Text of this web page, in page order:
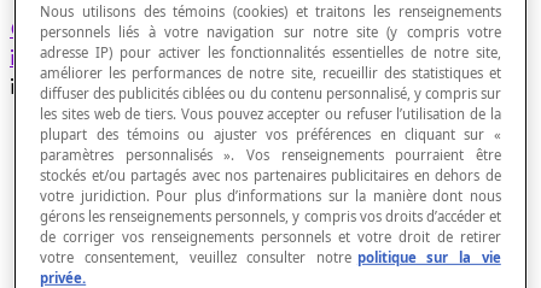
Quadrilatère dont les quatre côtés sont
isométriqueset dont les angles opposés sont
isométriques.
Nous utilisons des témoins (cookies) et traitons les renseignements
personnels liés à votre navigation sur notre site (y compris votre
adresse IP) pour activer les fonctionnalités essentielles de notre site,
améliorer les performances de notre site, recueillir des statistiques et
diffuser des publicités ciblées ou du contenu personnalisé, y compris sur
les sites web de tiers. Vous pouvez accepter ou refuser l’utilisation de la
plupart des témoins ou ajuster vos préférences en cliquant sur «
paramètres personnalisés ». Vos renseignements pourraient être
stockés et/ou partagés avec nos partenaires publicitaires en dehors de
votre juridiction. Pour plus d’informations sur la manière dont nous
gérons les renseignements personnels, y compris vos droits d’accéder et
de corriger vos renseignements personnels et votre droit de retirer
votre consentement, veuillez consulter notre politique sur la vie
privée.